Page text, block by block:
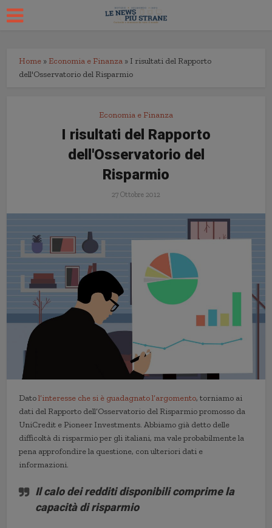
Home » Economia e Finanza » I risultati del Rapporto
dell'Osservatorio del Risparmio
Economia e Finanza
I risultati del Rapporto
dell'Osservatorio del
Risparmio
27 Ottobre 2012
Datol’interesse che si è guadagnato l’argomento, torniamo ai
dati del Rapporto dell’Osservatorio del Risparmio promosso da
UniCredit e Pioneer Investments. Abbiamo già detto delle
difficoltà di risparmio per gli italiani, ma vale probabilmente la
pena approfondire la questione, con ulteriori dati e
informazioni.
Il calo dei redditi disponibili comprime la
capacità di risparmio